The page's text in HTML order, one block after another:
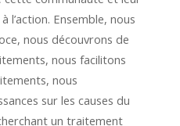
l’action. Ensemble, nous
nous découvrons de
nous facilitons
nous
sur les causes du
un traitement